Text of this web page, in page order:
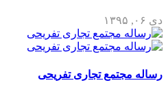
دی ۰۶, ۱۳۹۵
رساله مجتمع تجاری تفریحی